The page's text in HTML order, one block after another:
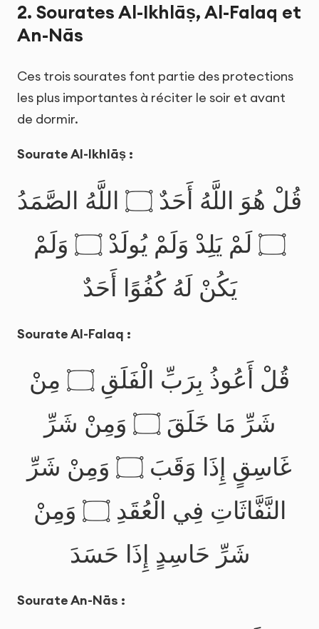
2. Sourates Al-Ikhlāṣ, Al-Falaq et
An-Nās
Ces trois sourates font partie des protections
les plus importantes à réciter le soir et avant
de dormir.
Sourate Al-Ikhlāṣ :
قُلْ هُوَ اللَّهُ أَحَدٌ ۝ اللَّهُ الصَّمَدُ
۝ لَمْ يَلِدْ وَلَمْ يُولَدْ ۝ وَلَمْ
يَكُنْ لَهُ كُفُوًا أَحَدٌ
Sourate Al-Falaq :
قُلْ أَعُوذُ بِرَبِّ الْفَلَقِ ۝ مِنْ
شَرِّ مَا خَلَقَ ۝ وَمِنْ شَرِّ
غَاسِقٍ إِذَا وَقَبَ ۝ وَمِنْ شَرِّ
النَّفَّاثَاتِ فِي الْعُقَدِ ۝ وَمِنْ
شَرِّ حَاسِدٍ إِذَا حَسَدَ
Sourate An-Nās :